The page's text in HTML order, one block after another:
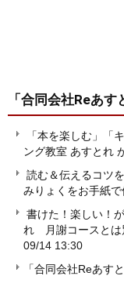
「合同会社Reあす
「本を楽しむ」「
ング教室 あすとれ
読む＆伝えるコツ
みりょくをお手紙で
書けた！楽しい！
れ 月謝コースとは
09/14 13:30
「合同会社Reあす